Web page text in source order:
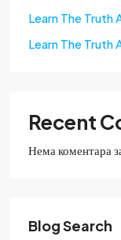
Learn The
Learn The
Recent
Нема коментара
Blog Search